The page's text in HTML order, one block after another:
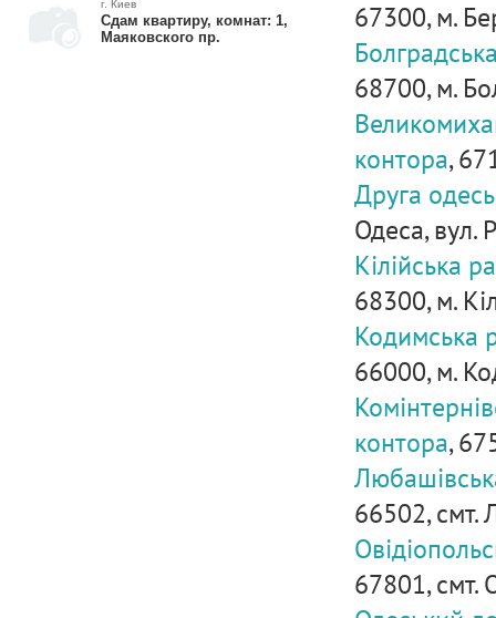
г. Киев
Сдам квартиру, комнат: 1,
Маяковского пр.
67300, м.
68700, м.
контора,
Друга
Одеса, вул.
Кілійська
68300, м.
Кодимська
66000, м.
контора,
66502, смт.
67801, смт.